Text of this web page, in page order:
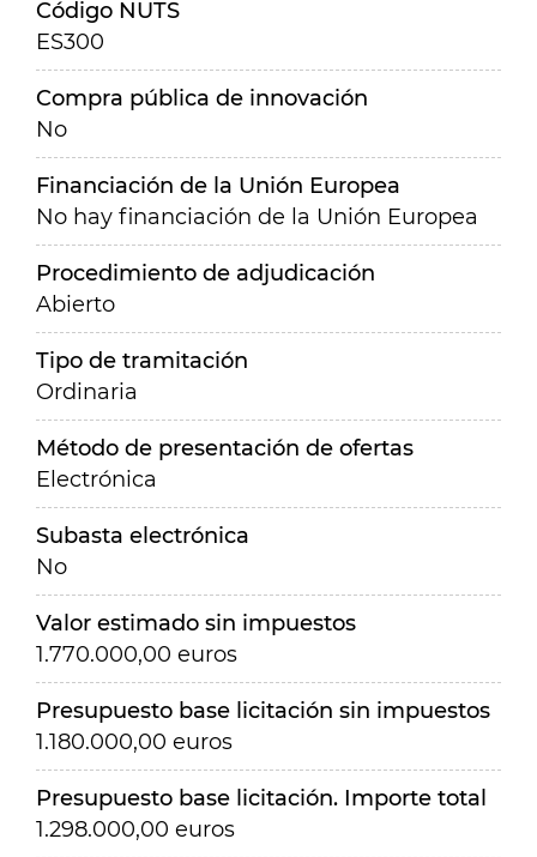
Código NUTS
ES300
Compra pública de innovación
No
Financiación de la Unión Europea
No hay financiación de la Unión Europea
Procedimiento de adjudicación
Abierto
Tipo de tramitación
Ordinaria
Método de presentación de ofertas
Electrónica
Subasta electrónica
No
Valor estimado sin impuestos
1.770.000,00 euros
Presupuesto base licitación sin impuestos
1.180.000,00 euros
Presupuesto base licitación. Importe total
1.298.000,00 euros